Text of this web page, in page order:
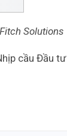
Solutions
cầu Đầu tư